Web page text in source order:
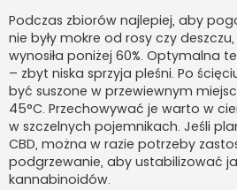
Podczas zbiorów najlepiej, aby
nie były mokre od rosy czy
wynosiła poniżej 60%. Optymalna
– zbyt niska sprzyja pleśni. Po
być suszone w przewiewnym
45°C. Przechowywać je warto w
w szczelnych pojemnikach. Jeśli
CBD, można w razie potrzeby
podgrzewanie, aby ustabilizować
kannabinoidów.